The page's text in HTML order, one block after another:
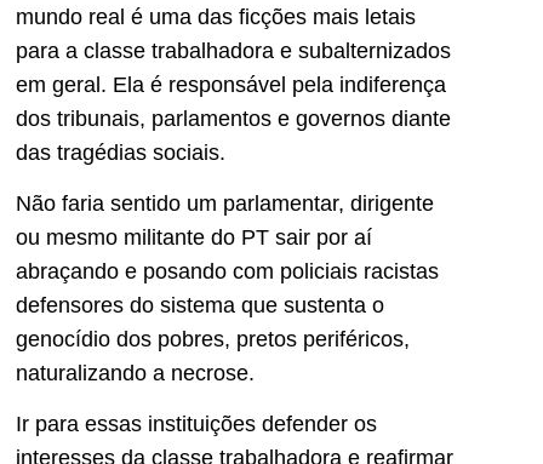
mundo real é uma das ficções mais letais
para a classe trabalhadora e subalternizados
em geral. Ela é responsável pela indiferença
dos tribunais, parlamentos e governos diante
das tragédias sociais.
Não faria sentido um parlamentar, dirigente
ou mesmo militante do PT sair por aí
abraçando e posando com policiais racistas
defensores do sistema que sustenta o
genocídio dos pobres, pretos periféricos,
naturalizando a necrose.
Ir para essas instituições defender os
interesses da classe trabalhadora e reafirmar